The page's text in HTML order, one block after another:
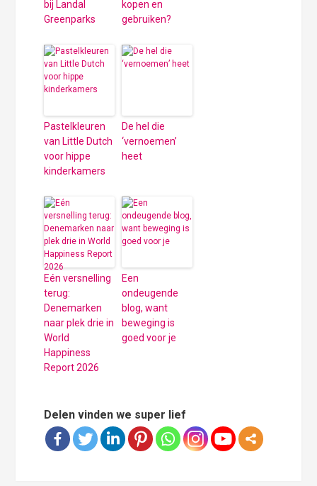
bij Landal
Greenparks
kopen en
gebruiken?
Pastelkleuren
van Little Dutch
voor hippe
kinderkamers
De hel die
‘vernoemen’
heet
Eén versnelling
terug:
Denemarken
naar plek drie in
World
Happiness
Report 2026
Een
ondeugende
blog, want
beweging is
goed voor je
Delen vinden we super lief